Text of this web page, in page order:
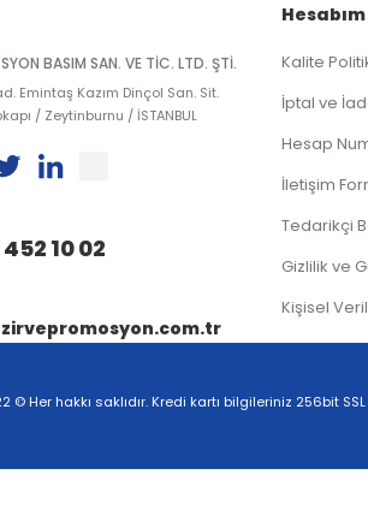
BASIM SAN. VE TİC. LTD. ŞTİ.
Emintaş Kazım Dinçol San. Sit.
/ Zeytinburnu / İSTANBUL
10 02
Hesabım
Kalite
İptal ve
Hesap
İletişim
Tedarikçi
Gizlilik ve
Kişisel
© Her hakkı saklıdır. Kredi kartı bilgileriniz 256bit